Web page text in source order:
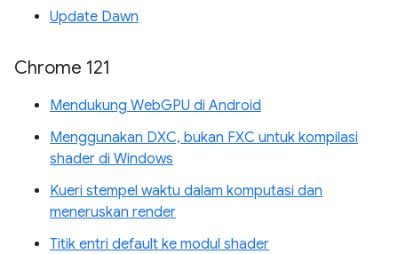
Update Dawn
Chrome 121
Mendukung WebGPU di Android
Menggunakan DXC, bukan FXC untuk kompilasi
shader di Windows
Kueri stempel waktu dalam komputasi dan
meneruskan render
Titik entri default ke modul shader